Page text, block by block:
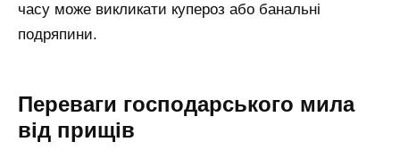
часу може викликати купероз або банальні
подряпини.
Переваги господарського мила
від прищів